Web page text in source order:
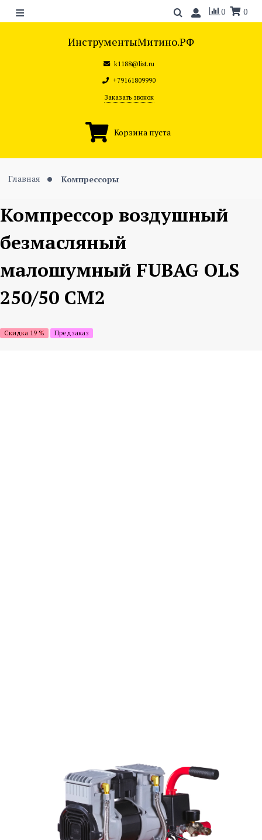
0 0
ИнструментыМитино.РФ
k1188@list.ru
+79161809990
Заказать звонок
Корзина пуста
Главная Компрессоры
Компрессор воздушный
безмасляный
малошумный FUBAG OLS
250/50 CM2
Скидка 19 % Предзаказ